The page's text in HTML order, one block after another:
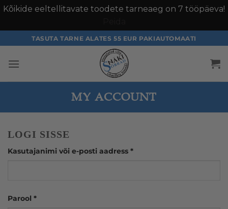
Kõikide eeltellitavate toodete tarneaeg on 7 tööpäeva!
TASUTA TARNE ALATES 55 EUR PAKIAUTOMAATI
MY ACCOUNT
LOGI SISSE
Kasutajanimi või e-posti aadress *
Parool *